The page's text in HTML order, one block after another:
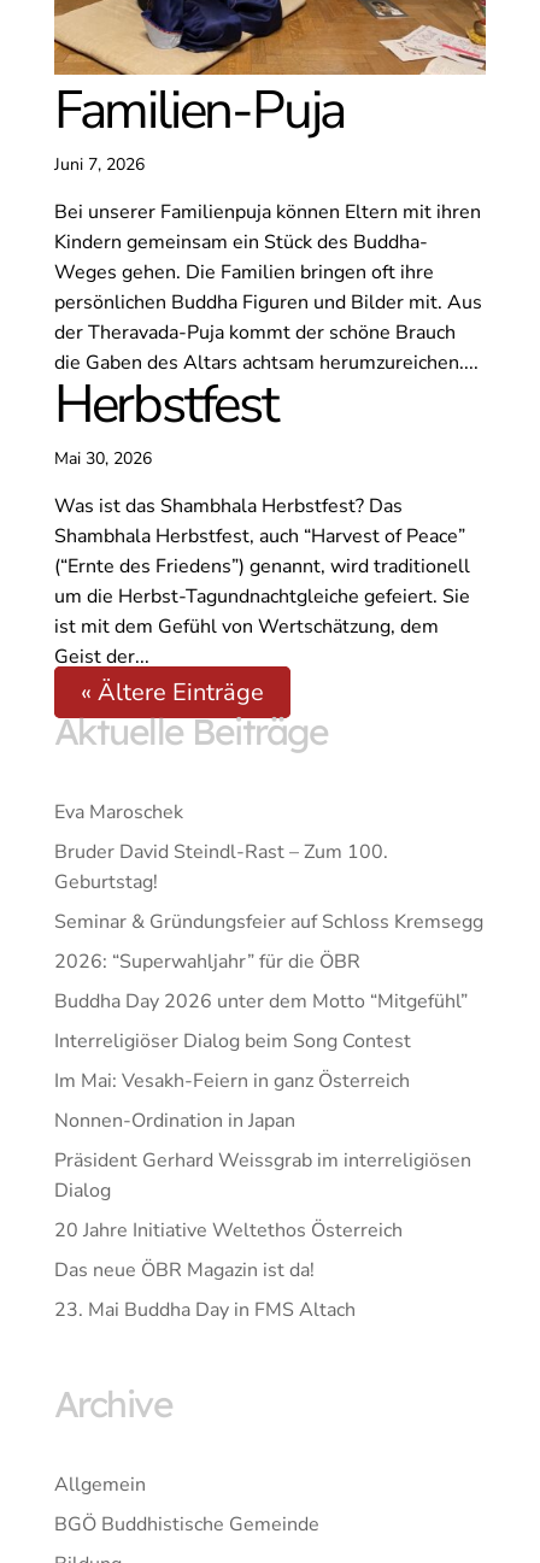
Familien-Puja
Juni 7, 2026
Bei unserer Familienpuja können Eltern mit ihren
Kindern gemeinsam ein Stück des Buddha-
Weges gehen. Die Familien bringen oft ihre
persönlichen Buddha Figuren und Bilder mit. Aus
der Theravada-Puja kommt der schöne Brauch
die Gaben des Altars achtsam herumzureichen....
Herbstfest
Mai 30, 2026
Was ist das Shambhala Herbstfest? Das
Shambhala Herbstfest, auch “Harvest of Peace”
(“Ernte des Friedens”) genannt, wird traditionell
um die Herbst-Tagundnachtgleiche gefeiert. Sie
ist mit dem Gefühl von Wertschätzung, dem
Geist der...
« Ältere Einträge
Aktuelle Beiträge
Eva Maroschek
Bruder David Steindl-Rast – Zum 100.
Geburtstag!
Seminar & Gründungsfeier auf Schloss Kremsegg
2026: “Superwahljahr” für die ÖBR
Buddha Day 2026 unter dem Motto “Mitgefühl”
Interreligiöser Dialog beim Song Contest
Im Mai: Vesakh-Feiern in ganz Österreich
Nonnen-Ordination in Japan
Präsident Gerhard Weissgrab im interreligiösen
Dialog
20 Jahre Initiative Weltethos Österreich
Das neue ÖBR Magazin ist da!
23. Mai Buddha Day in FMS Altach
Archive
Allgemein
BGÖ Buddhistische Gemeinde